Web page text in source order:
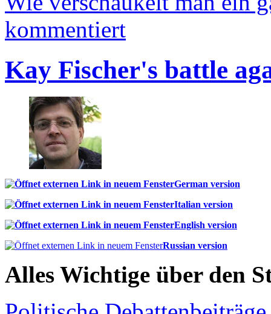
kommentiert
Kay Fischer's battle
German version
Italian version
English version
Russian version
Alles Wichtige über den